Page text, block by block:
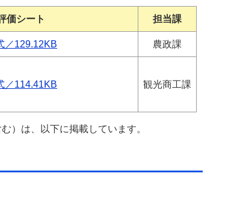
価シート 担当課
／129.12KB 農政課
／114.41KB 観光商工課
）は、以下に掲載しています。